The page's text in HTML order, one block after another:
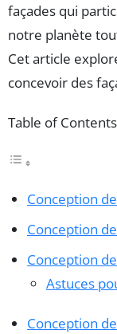
façades qui
notre planète
Cet article
concevoir des
Table of Contents
Conception
Conception
Conception
Astuces
Conception